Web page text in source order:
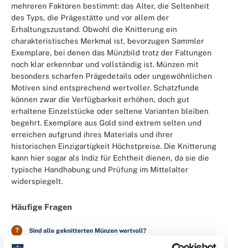
mehreren Faktoren bestimmt: das Alter, die Seltenheit
des Typs, die Prägestätte und vor allem der
Erhaltungszustand. Obwohl die Knitterung ein
charakteristisches Merkmal ist, bevorzugen Sammler
Exemplare, bei denen das Münzbild trotz der Faltungen
noch klar erkennbar und vollständig ist. Münzen mit
besonders scharfen Prägedetails oder ungewöhnlichen
Motiven sind entsprechend wertvoller. Schatzfunde
können zwar die Verfügbarkeit erhöhen, doch gut
erhaltene Einzelstücke oder seltene Varianten bleiben
begehrt. Exemplare aus Gold sind extrem selten und
erreichen aufgrund ihres Materials und ihrer
historischen Einzigartigkeit Höchstpreise. Die Knitterung
kann hier sogar als Indiz für Echtheit dienen, da sie die
typische Handhabung und Prüfung im Mittelalter
widerspiegelt.
Häufige Fragen
Sind alle geknitterten Münzen wertvoll?
Nicht alle geknitterten Münzen sind automatisch wertvoll. Ihr